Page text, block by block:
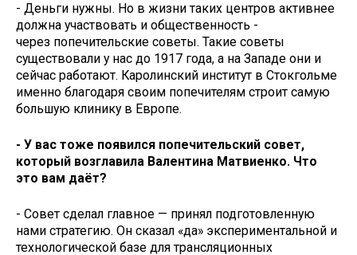
- Деньги нужны. Но в жизни таких центров активнее
должна участвовать и общественность -
через попечительские советы. Такие советы
существовали у нас до 1917 года, а на Западе они и
сейчас работают. Каролинский институт в Стокгольме
именно благодаря своим попечителям строит самую
большую клинику в Европе.
- У вас тоже появился попечительский совет,
который возглавила Валентина Матвиенко. Что
это вам даёт?
- Совет сделал главное — принял подготовленную
нами стратегию. Он сказал «да» экспериментальной и
технологической базе для трансляционных